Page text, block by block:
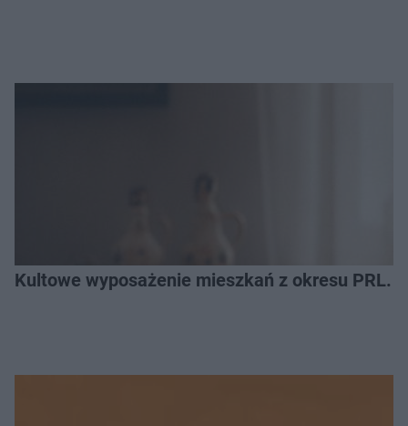
Kultowe wyposażenie mieszkań z okresu PRL.